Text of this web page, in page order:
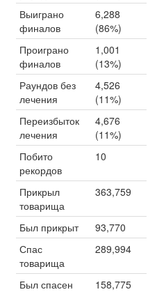
Выиграно
финалов
6,288
(86%)
Проиграно
финалов
1,001
(13%)
Раундов без
лечения
4,526
(11%)
Переизбыток
лечения
4,676
(11%)
Побито
рекордов
10
Прикрыл
товарища
363,759
Был прикрыт
93,770
Спас
товарища
289,994
Был спасен
158,775